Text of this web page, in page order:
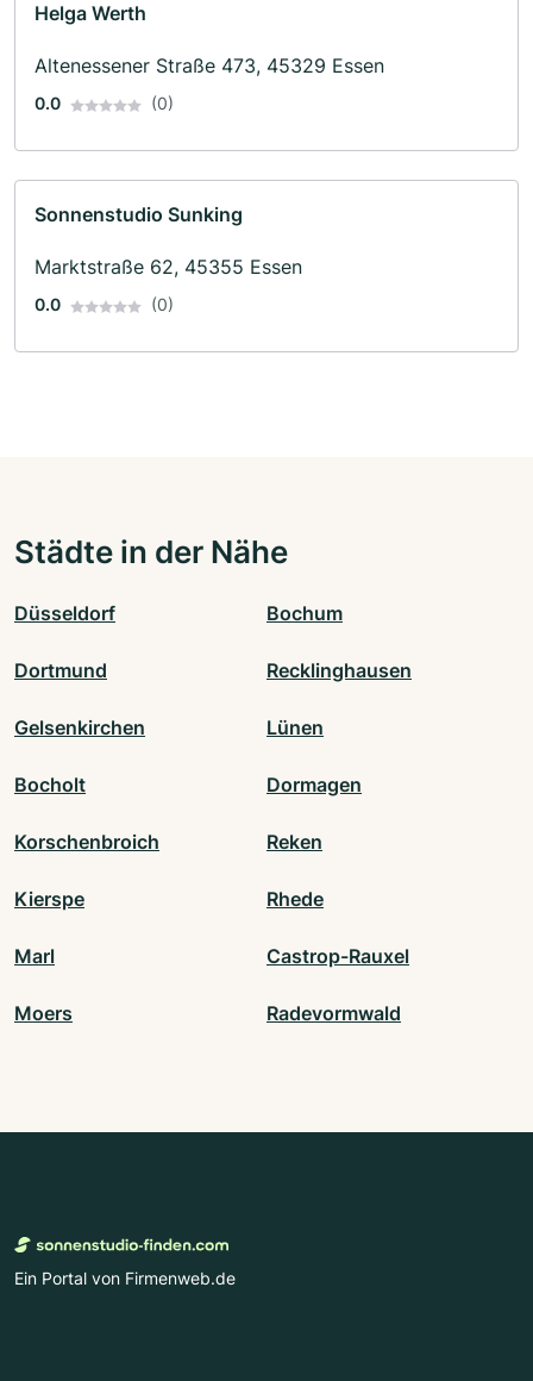
Helga Werth
Altenessener Straße 473, 45329 Essen
0.0 (0)
Sonnenstudio Sunking
Marktstraße 62, 45355 Essen
0.0 (0)
Städte in der Nähe
Düsseldorf Bochum
Dortmund Recklinghausen
Gelsenkirchen Lünen
Bocholt Dormagen
Korschenbroich Reken
Kierspe Rhede
Marl Castrop-Rauxel
Moers Radevormwald
Ein Portal von Firmenweb.de